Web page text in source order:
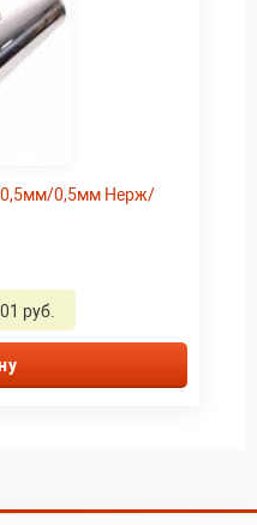
0,5мм/0,5мм Нерж/
руб.